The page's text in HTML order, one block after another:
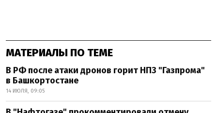
МАТЕРИАЛЫ ПО ТЕМЕ
В РФ после атаки дронов горит НПЗ "Газпрома"
в Башкортостане
14 ИЮЛЯ, 09:05